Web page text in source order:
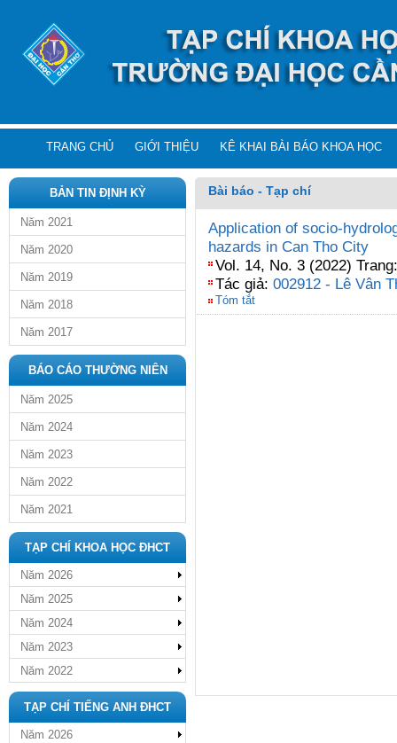
TRANG CHỦ GIỚI THIỆU KÊ KHAI BÀI BÁO KHOA HỌC
BẢN TIN ĐỊNH KỲ
Năm 2021
Năm 2020
Năm 2019
Năm 2018
Năm 2017
BÁO CÁO THƯỜNG NIÊN
Năm 2025
Năm 2024
Năm 2023
Năm 2022
Năm 2021
TẠP CHÍ KHOA HỌC ĐHCT
Năm 2026
Năm 2025
Năm 2024
Năm 2023
Năm 2022
TẠP CHÍ TIẾNG ANH ĐHCT
Năm 2026
Bài báo - Tạp chí
Application of socio-
hazards in Can Tho City
Vol. 14, No. 3 (2022)
Tác giả: 002912 - Lê Vân
Tóm tắt